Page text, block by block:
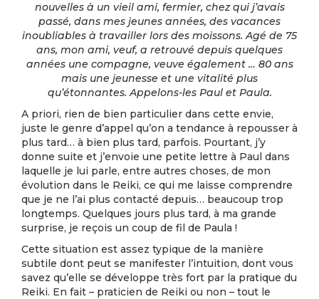
nouvelles à un vieil ami, fermier, chez qui j’avais
passé, dans mes jeunes années, des vacances
inoubliables à travailler lors des moissons. Agé de 75
ans, mon ami, veuf, a retrouvé depuis quelques
années une compagne, veuve également … 80 ans
mais une jeunesse et une vitalité plus
qu’étonnantes. Appelons-les Paul et Paula.
A priori, rien de bien particulier dans cette envie,
juste le genre d’appel qu’on a tendance à repousser à
plus tard… à bien plus tard, parfois. Pourtant, j’y
donne suite et j’envoie une petite lettre à Paul dans
laquelle je lui parle, entre autres choses, de mon
évolution dans le Reiki, ce qui me laisse comprendre
que je ne l’ai plus contacté depuis… beaucoup trop
longtemps. Quelques jours plus tard, à ma grande
surprise, je reçois un coup de fil de Paula !
Cette situation est assez typique de la manière
subtile dont peut se manifester l’intuition, dont vous
savez qu’elle se développe très fort par la pratique du
Reiki. En fait – praticien de Reiki ou non – tout le